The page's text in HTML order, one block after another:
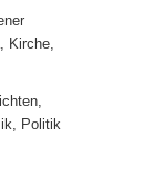
Kirche,
Politik